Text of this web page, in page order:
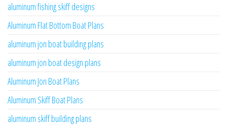
aluminum fishing skiff designs
Aluminum Flat Bottom Boat Plans
aluminum jon boat building plans
aluminum jon boat design plans
Aluminum Jon Boat Plans
Aluminum Skiff Boat Plans
aluminum skiff building plans